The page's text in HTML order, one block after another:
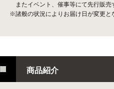
またイベント、催事等にて先行販売
※諸般の状況によりお届け日が変更と
商品紹介